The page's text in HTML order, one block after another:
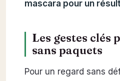
mascara pour un
Les gestes clés
sans paquets
Pour un regard sans